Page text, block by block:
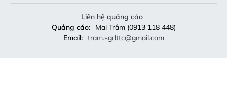
Liên hệ quảng cáo
Quảng cáo:
Mai Trâm (0913 118 448)
Email: tram.sgdttc@gmail.com